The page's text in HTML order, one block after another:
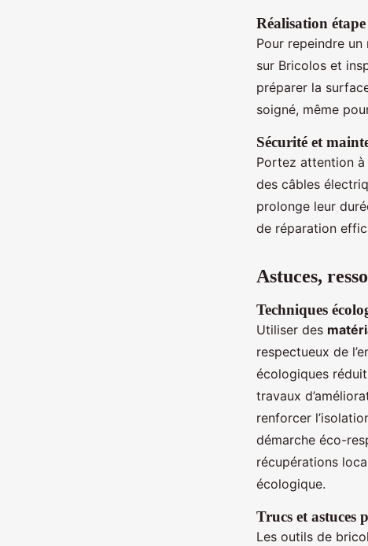
Réalisation
Pour repeindre
sur Bricolos et
préparer la
soigné, même
Sécurité et
Portez attention
des câbles
prolonge leur
de réparation
Astuces,
Techniques
Utiliser des
respectueux de
écologiques
travaux
renforcer
démarche éco-
récupérations
écologique.
Trucs et astuces
Les outils de